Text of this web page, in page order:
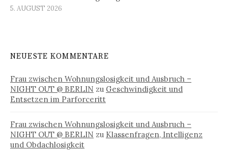
5. AUGUST 2026
NEUESTE KOMMENTARE
Frau zwischen Wohnungslosigkeit und Ausbruch –
NIGHT OUT @ BERLIN zu Geschwindigkeit und
Entsetzen im Parforceritt
Frau zwischen Wohnungslosigkeit und Ausbruch –
NIGHT OUT @ BERLIN zu Klassenfragen, Intelligenz
und Obdachlosigkeit